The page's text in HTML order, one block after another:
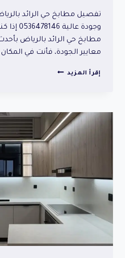
تفصيل مطابخ حي الرائد
وجودة
مطابخ حي الرائد بالرياض
معايير الجودة، فأنت في
إقرأ المزيد تفصيل
بالرياض:
تصاميم
عصرية
وجودة
عالية